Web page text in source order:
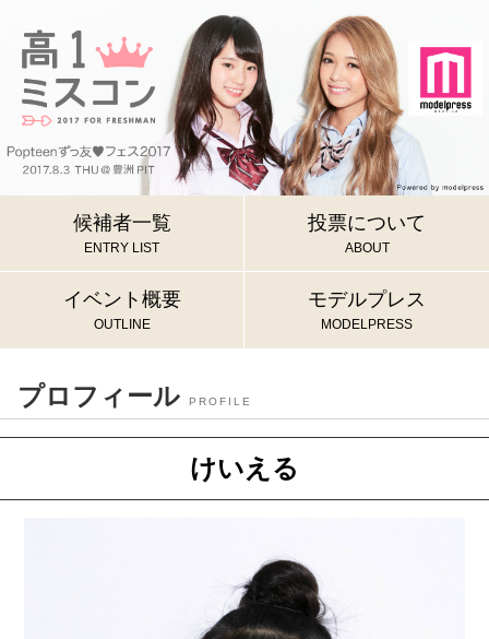
候補者一覧
ENTRY LIST
投票について
ABOUT
イベント概要
OUTLINE
モデルプレス
MODELPRESS
プロフィール PROFILE
けいえる